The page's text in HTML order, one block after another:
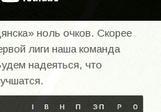
ноль очков. Скорее
лиги наша команда
надеяться, что